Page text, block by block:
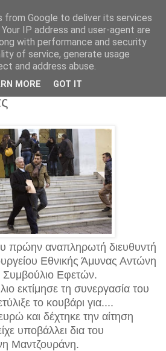
2014
με εγγύηση 200.000 ο
πρώην αναπληρωτή διευθυντή
Εθνικής Άμυνας Αντώνη
Εφετών.
εκτίμησε τη συνεργασία του
το κουβάρι για....
και δέχτηκε την αίτηση
υποβάλλει δια του
Μαντζουράνη.
from Google to deliver its services
IP address and user-agent are
with performance and security
of service, generate usage
and address abuse.
MORE GOT IT